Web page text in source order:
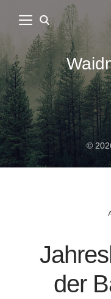
©
der